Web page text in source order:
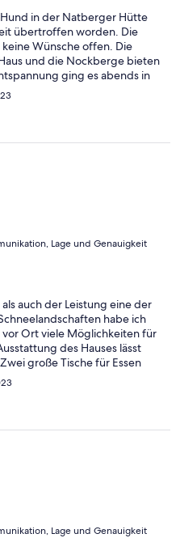
in der Natberger Hütte
übertroffen worden. Die
Wünsche offen. Die
und die Nockberge bieten
ging es abends in
Couch, wo man dank
Vorsaison, sodass wir fast
Dank für wunderschöne 2
Lage und Genauigkeit
auch der Leistung eine der
habe ich
Ort viele Möglichkeiten für
des Hauses lässt
große Tische für Essen
eine Sauna. Ich kann dieses
Lage und Genauigkeit